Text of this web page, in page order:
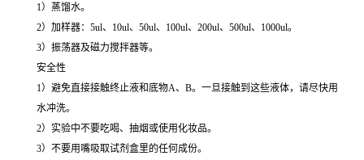
1）蒸馏水。
2）加样器：5ul、10ul、50ul、100ul、200ul、500ul、1000ul。
3）振荡器及磁力搅拌器等。
安全性
1）避免直接接触终止液和底物A、B。一旦接触到这些液体，请尽快用
水冲洗。
2）实验中不要吃喝、抽烟或使用化妆品。
3）不要用嘴吸取试剂盒里的任何成份。